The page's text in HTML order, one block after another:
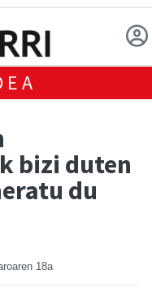
bizi duten
du
18a